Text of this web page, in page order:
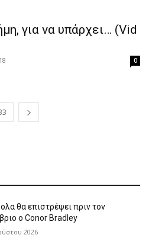
για να υπάρχει… (Vid
0
θα επιστρέψει πριν τον
ο Conor Bradley
2026